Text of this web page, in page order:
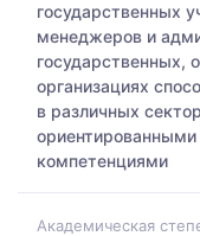
государственных
менеджеров и
государственных,
организациях
в различных
компетенциями
Академическая